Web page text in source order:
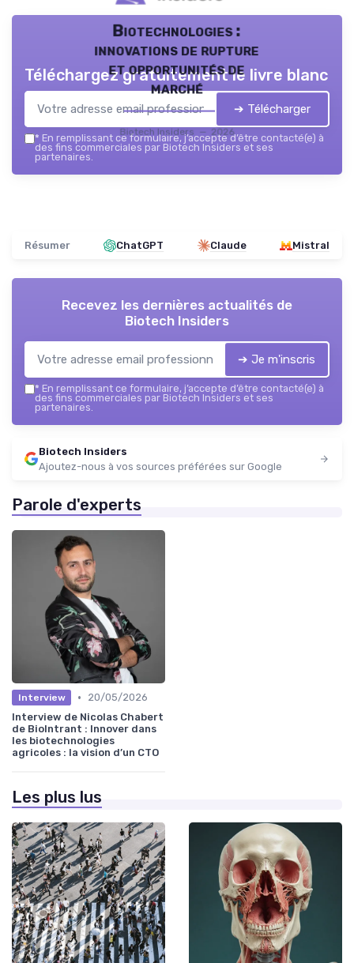
Biotechnologies :
innovations de rupture
et opportunités de
marché
Biotech Insiders — 2026
Téléchargez gratuitement le livre blanc
➔ Télécharger
* En remplissant ce formulaire, j’accepte d’être contacté(e) à
des fins commerciales par Biotech Insiders et ses
partenaires.
Résumer ChatGPT Claude Mistral
Recevez les dernières actualités de
Biotech Insiders
➔ Je m'inscris
* En remplissant ce formulaire, j’accepte d’être contacté(e) à
des fins commerciales par Biotech Insiders et ses
partenaires.
Biotech Insiders
Ajoutez-nous à vos sources préférées sur Google
Parole d'experts
Interview •
20/05/2026
Interview de Nicolas Chabert
de BioIntrant : Innover dans
les biotechnologies
agricoles : la vision d’un CTO
Les plus lus